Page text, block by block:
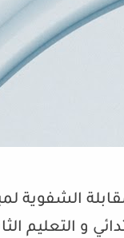
الشفوية
و التعليم